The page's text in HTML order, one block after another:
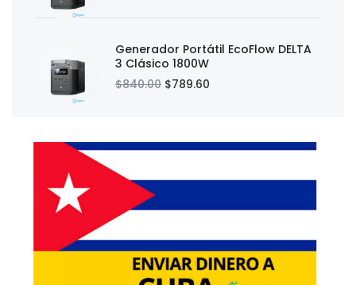
Generador Portátil EcoFlow DELTA
3 Clásico 1800W
$840.00 $789.60